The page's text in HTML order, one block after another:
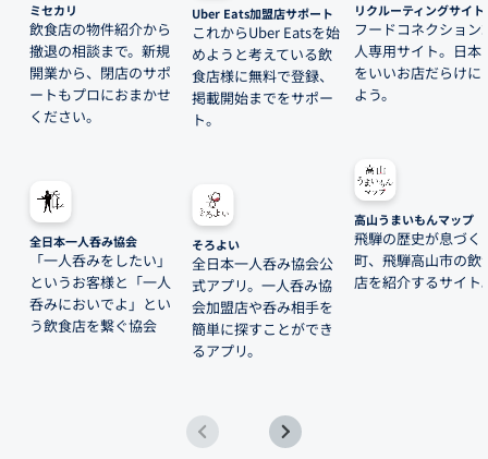
ミセカリ
飲食店の物件紹介から
撤退の相談まで。新規
開業から、閉店のサポ
ートもプロにおまかせ
ください。
全日本一人呑み協会
「一人呑みをしたい」
というお客様と「一人
呑みにおいでよ」とい
う飲食店を繋ぐ協会
Uber Eats加盟店サポート
これからUber Eatsを始
めようと考えている飲
食店様に無料で登録、
掲載開始までをサポー
ト。
そろよい
全日本一人呑み協会公
式アプリ。一人呑み協
会加盟店や呑み相手を
簡単に探すことができ
るアプリ。
リクルーティングサイト
フードコネクション
人専用サイト。日本
をいいお店だらけに
よう。
高山うまいもんマップ
飛騨の歴史が息づく
町、飛騨高山市の飲
店を紹介するサイト